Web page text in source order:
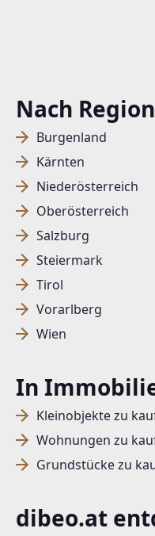
Nach Region
Burgenland
Kärnten
Niederösterreich
Oberösterreich
Salzburg
Steiermark
Tirol
Vorarlberg
Wien
In
Kleinobjekte zu
Wohnungen zu
Grundstücke zu
dibeo.at